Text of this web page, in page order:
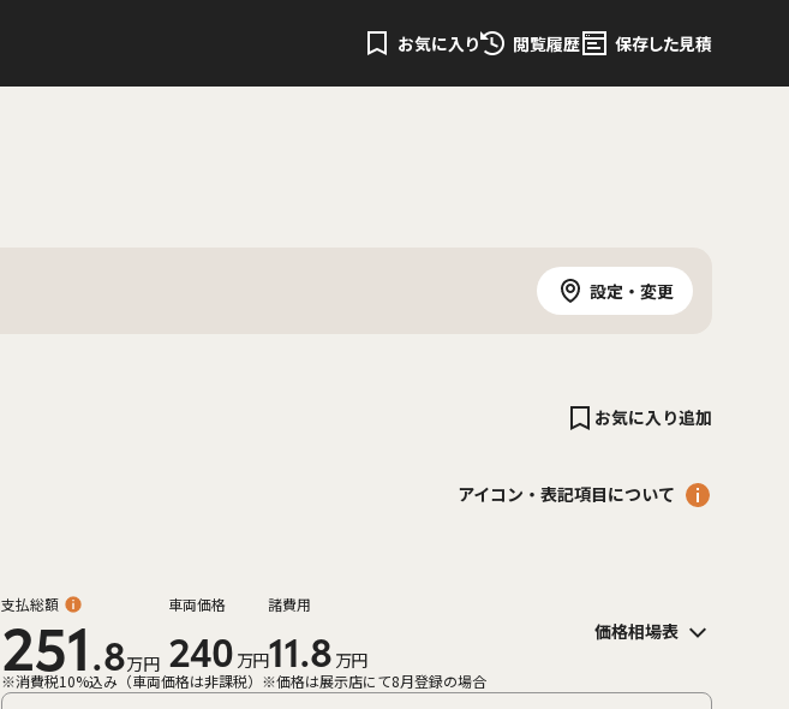
お気に入り 閲覧履歴 保存した見積
設定・変更
お気に入り追加
アイコン・表記項目について
支払総額
251.8万円
車両価格
240 万円
諸費用
11.8 万円
価格相場表
※消費税10%込み（車両価格は非課税） ※価格は展示店にて8月登録の場合